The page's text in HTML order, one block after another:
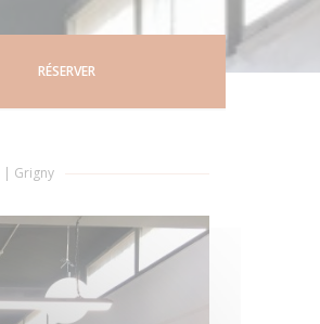
RÉSERVER
| Grigny